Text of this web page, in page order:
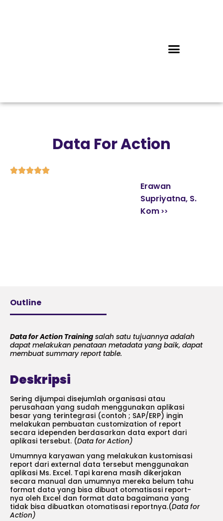
Data For Action

Erawan
Supriyatna, S.
Kom
Outline
Data for Action Training salah satu tujuannya adalah
dapat melakukan penataan metadata yang baik, dapat
membuat summary report table.
Deskripsi
Sering dijumpai disejumlah organisasi atau
perusahaan yang sudah menggunakan aplikasi
besar yang terintegrasi (contoh ; SAP/ERP) ingin
melakukan pembuatan customization of report
secara idependen berdasarkan data export dari
aplikasi tersebut. (Data for Action)
Umumnya karyawan yang melakukan kustomisasi
report dari external data tersebut menggunakan
aplikasi Ms. Excel. Tapi karena masih dikerjakan
secara manual dan umumnya mereka belum tahu
format data yang bisa dibuat otomatisasi report-
nya oleh Excel dan format data bagaimana yang
tidak bisa dibuatkan otomatisasi reportnya.(Data for
Action)